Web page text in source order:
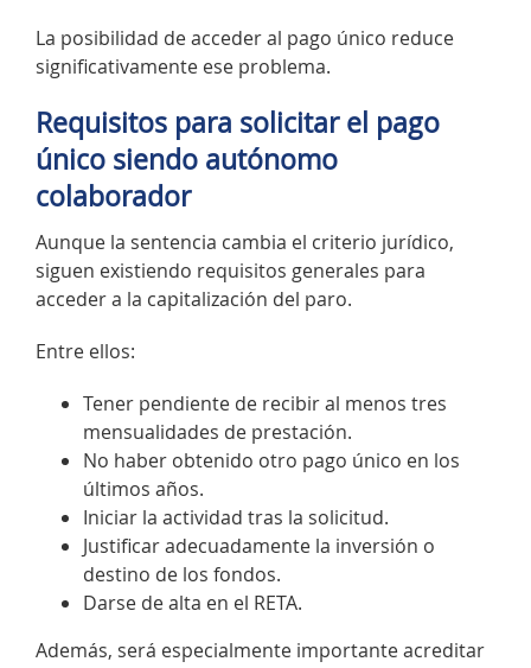
La posibilidad de acceder al pago único reduce
significativamente ese problema.
Requisitos para solicitar el pago
único siendo autónomo
colaborador
Aunque la sentencia cambia el criterio jurídico,
siguen existiendo requisitos generales para
acceder a la capitalización del paro.
Entre ellos:
Tener pendiente de recibir al menos tres
mensualidades de prestación.
No haber obtenido otro pago único en los
últimos años.
Iniciar la actividad tras la solicitud.
Justificar adecuadamente la inversión o
destino de los fondos.
Darse de alta en el RETA.
Además, será especialmente importante acreditar